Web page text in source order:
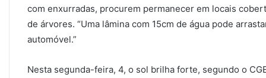
com enxurradas, procurem permanecer em locais
de árvores. “Uma lâmina com 15cm de água pode
automóvel.”
Nesta segunda-feira, 4, o sol brilha forte, segundo o